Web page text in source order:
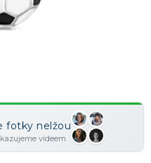
fotky nelžou
videem